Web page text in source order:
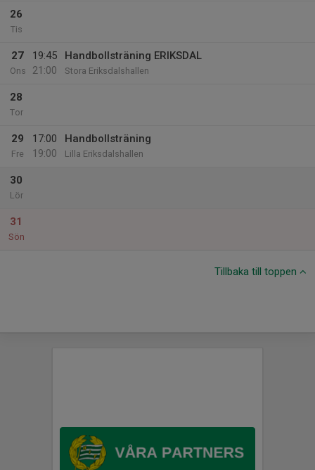
26
Tis
27
Ons
19:45
21:00
Handbollsträning ERIKSDAL
Stora Eriksdalshallen
28
Tor
29
Fre
17:00
19:00
Handbollsträning
Lilla Eriksdalshallen
30
Lör
31
Sön
Tillbaka till toppen